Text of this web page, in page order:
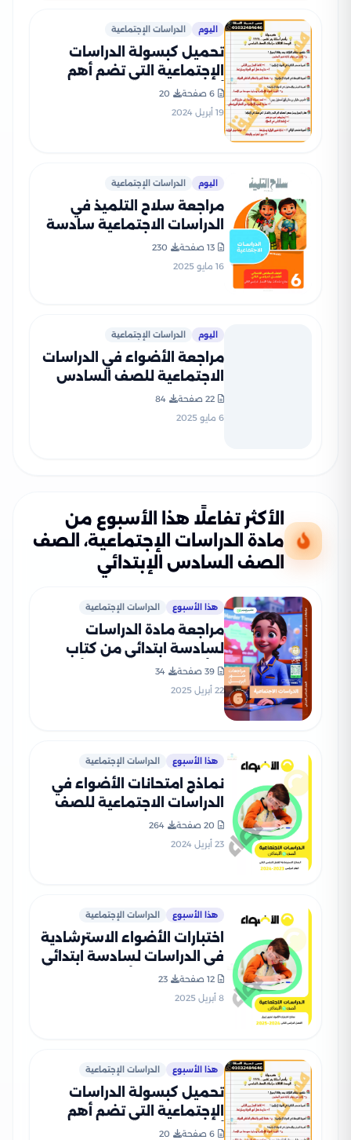
اليوم الدراسات الإجتماعية
تحميل كبسولة الدراسات
الإجتماعية التي تضم أهم
أسئلة بم تفسر لمادة
الدراسات الاجتماعية سادسة
6 صفحة
20
19 أبريل 2024
اليوم الدراسات الإجتماعية
مراجعة سلاح التلميذ في
الدراسات الاجتماعية سادسة
بالاجابات
13 صفحة
230
16 مايو 2025
اليوم الدراسات الإجتماعية
مراجعة الأضواء في الدراسات
الاجتماعية للصف السادس
PDF بالاجابات
22 صفحة
84
6 مايو 2025
الأكثر تفاعلًا هذا الأسبوع من
مادة الدراسات الإجتماعية، الصف
الصف السادس الإبتدائي
هذا الأسبوع الدراسات الإجتماعية
مراجعة مادة الدراسات
لسادسة ابتدائي من كتاب
التأسيس السليم مقرر أبريل
2025 بصيغة PDF
39 صفحة
34
22 أبريل 2025
هذا الأسبوع الدراسات الإجتماعية
نماذج امتحانات الأضواء في
الدراسات الاجتماعية للصف
السادس الابتدائي الترم الثاني
2024 بصيغة PDF
20 صفحة
264
23 أبريل 2024
هذا الأسبوع الدراسات الإجتماعية
اختبارات الأضواء الاسترشادية
في الدراسات لسادسة ابتدائي
بصيغة PDF بالاجابات
12 صفحة
23
8 أبريل 2025
هذا الأسبوع الدراسات الإجتماعية
تحميل كبسولة الدراسات
الإجتماعية التي تضم أهم
أسئلة بم تفسر لمادة
6 صفحة
20